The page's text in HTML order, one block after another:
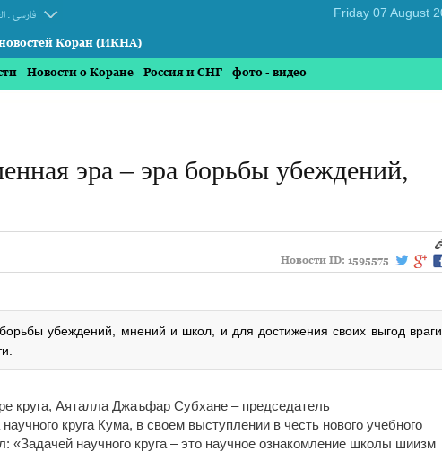
. فارسی
Коран (ИКНА)
Новости о Коране Россия и СНГ фото - видео
эра – эра борьбы убеждений,
Новости ID: 1595575
убеждений, мнений и школ, и для достижения своих выгод враги
круга, Аяталла Джаъфар Субхане – председатель
круга Кума, в своем выступлении в честь нового учебного
«Задачей научного круга – это научное ознакомление школы шиизм